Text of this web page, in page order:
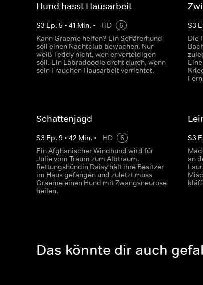
Hund hasst Hausarbeit
S3 Ep. 5 • 41 Min. • HD
6
Kann Graeme helfen? Ein Schäferhund
soll einen Nachtclub bewachen. Nur
weiß Teddy nicht, wen er verteidigen
soll. Ein Labradoodle dreht durch, wenn
sein Frauchen Hausarbeit verrichtet.
S3
Die
Schattenjagd
S3 Ep. 9 • 42 Min. • HD
6
Ein Afghanischer Windhund wird für
Julie vom Traum zum Albtraum.
Rettungshündin Daisy hält ihre Besitzer
im Haus gefangen und zuletzt muss
Graeme einen Hund mit Zwangsneurose
heilen.
S3
an
Das könnte dir auch